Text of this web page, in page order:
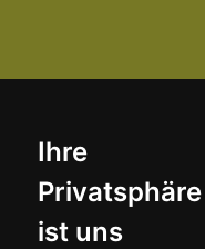
Ihre
Privatsphäre
ist uns